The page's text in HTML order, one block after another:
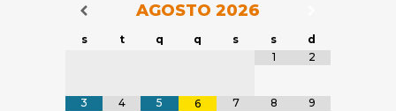
Navegação do Calendário
AGOSTO 2026
s t q q s s
d
1
2
3
4
5
6 7 8 9